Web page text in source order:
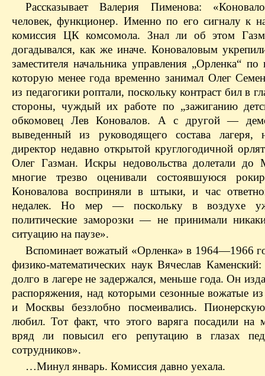
Рассказывает Валерия Пименова:
человек, функционер. Именно по его сигналу к
комиссия ЦК комсомола. Знал ли об этом
догадывался, как же иначе. Коноваловым
заместителя начальника управления „Орленка“ по
которую менее года временно занимал Олег
из педагогики роптали, поскольку контраст бил в
стороны, чуждый их работе по „зажиганию
обкомовец Лев Коновалов. А с другой —
выведенный из руководящего состава
директор недавно открытой круглогодичной
Олег Газман. Искры недовольства долетали до
многие трезво оценивали состоявшуюся
Коновалова восприняли в штыки, и час
недалек. Но мер — поскольку в воздухе
политические заморозки — не принимали
ситуацию на паузе».
Вспоминает вожатый «Орленка» в 1964—1966
физико-математических наук Вячеслав
долго в лагере не задержался, меньше года. Он
распоряжения, над которыми сезонные вожатые
и Москвы беззлобно посмеивались.
любил. Тот факт, что этого варяга посадили на
вряд ли повысил его репутацию в глазах
сотрудников».
…Минул январь. Комиссия давно уехала.